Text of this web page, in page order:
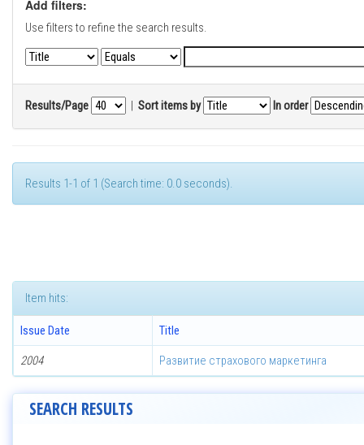
Add filters:
Use filters to refine the search results.
Results/Page | Sort items by In order
Results 1-1 of 1 (Search time: 0.0 seconds).
Item hits:
Issue Date Title
2004 Развитие страхового маркетинга
SEARCH RESULTS